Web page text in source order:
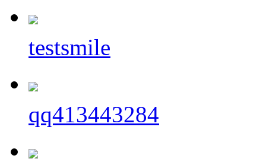
testsmile
qq413443284